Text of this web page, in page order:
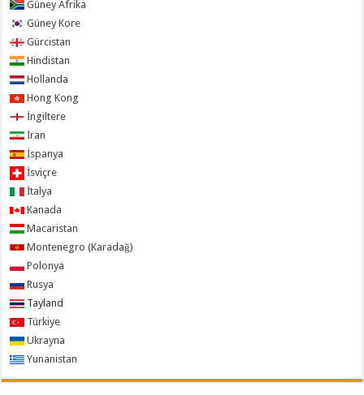
Güney Afrika
Güney Kore
Gürcistan
Hindistan
Hollanda
Hong Kong
İngiltere
İran
İspanya
İsviçre
İtalya
Kanada
Macaristan
Montenegro (Karadağ)
Polonya
Rusya
Tayland
Türkiye
Ukrayna
Yunanistan